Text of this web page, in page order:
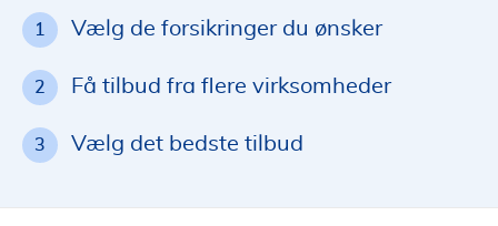
1 Vælg de forsikringer du ønsker
2 Få tilbud fra flere virksomheder
3 Vælg det bedste tilbud